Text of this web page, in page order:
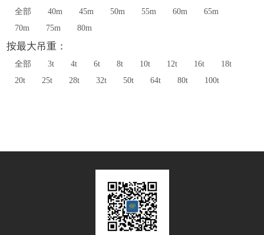
全部 40m 45m 50m 55m 60m
65m
70m
75m 80m
按最大吊重：
全部 3t 4t 6t 8t 10t 12t 16t
18t
20t
25t 28t 32t 50t 64t 80t 100t